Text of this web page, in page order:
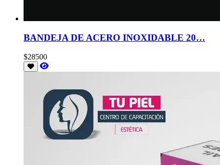
BANDEJA DE ACERO INOXIDABLE 20…
$28500